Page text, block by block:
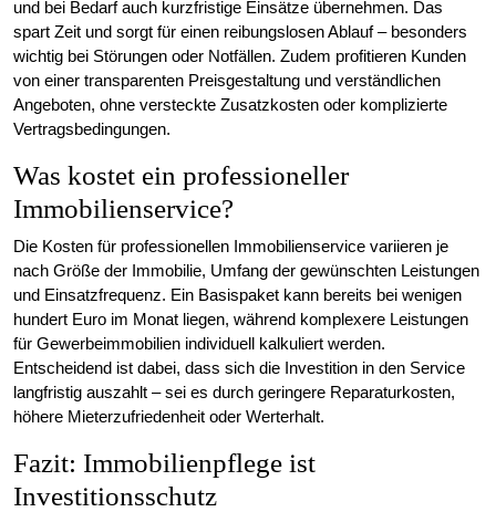
und bei Bedarf auch kurzfristige Einsätze übernehmen. Das
spart Zeit und sorgt für einen reibungslosen Ablauf – besonders
wichtig bei Störungen oder Notfällen. Zudem profitieren Kunden
von einer transparenten Preisgestaltung und verständlichen
Angeboten, ohne versteckte Zusatzkosten oder komplizierte
Vertragsbedingungen.
Was kostet ein professioneller
Immobilienservice?
Die Kosten für professionellen Immobilienservice variieren je
nach Größe der Immobilie, Umfang der gewünschten Leistungen
und Einsatzfrequenz. Ein Basispaket kann bereits bei wenigen
hundert Euro im Monat liegen, während komplexere Leistungen
für Gewerbeimmobilien individuell kalkuliert werden.
Entscheidend ist dabei, dass sich die Investition in den Service
langfristig auszahlt – sei es durch geringere Reparaturkosten,
höhere Mieterzufriedenheit oder Werterhalt.
Fazit: Immobilienpflege ist
Investitionsschutz